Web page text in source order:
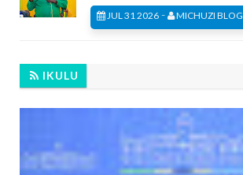
JUL 31 2026 - MICHUZI BLOG
IKULU